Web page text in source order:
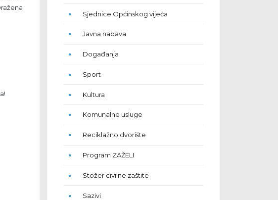
Sjednice Općinskog vijeća
Javna nabava
Događanja
Sport
Kultura
Komunalne usluge
Reciklažno dvorište
Program ZAŽELI
Stožer civilne zaštite
Sazivi